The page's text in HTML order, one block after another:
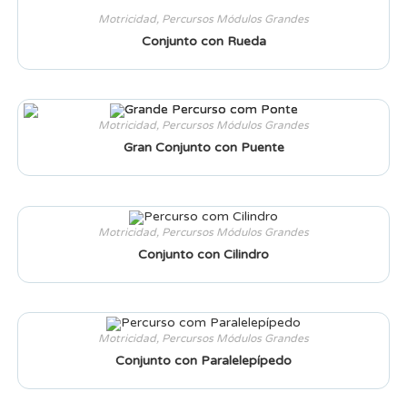
Motricidad, Percursos Módulos Grandes
Conjunto con Rueda
Motricidad, Percursos Módulos Grandes
Gran Conjunto con Puente
Motricidad, Percursos Módulos Grandes
Conjunto con Cilindro
Motricidad, Percursos Módulos Grandes
Conjunto con Paralelepípedo